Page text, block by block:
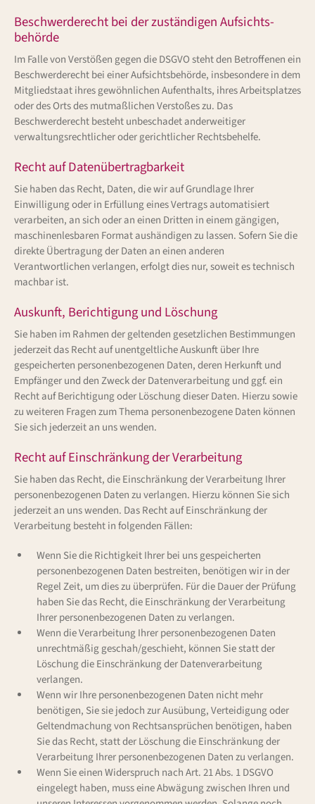
Beschwerde­recht bei der zuständigen Aufsichts­
behörde
Im Falle von Verstößen gegen die DSGVO steht den Betroffenen ein
Beschwerderecht bei einer Aufsichtsbehörde, insbesondere in dem
Mitgliedstaat ihres gewöhnlichen Aufenthalts, ihres Arbeitsplatzes
oder des Orts des mutmaßlichen Verstoßes zu. Das
Beschwerderecht besteht unbeschadet anderweitiger
verwaltungsrechtlicher oder gerichtlicher Rechtsbehelfe.
Recht auf Daten­übertrag­barkeit
Sie haben das Recht, Daten, die wir auf Grundlage Ihrer
Einwilligung oder in Erfüllung eines Vertrags automatisiert
verarbeiten, an sich oder an einen Dritten in einem gängigen,
maschinenlesbaren Format aushändigen zu lassen. Sofern Sie die
direkte Übertragung der Daten an einen anderen
Verantwortlichen verlangen, erfolgt dies nur, soweit es technisch
machbar ist.
Auskunft, Berichtigung und Löschung
Sie haben im Rahmen der geltenden gesetzlichen Bestimmungen
jederzeit das Recht auf unentgeltliche Auskunft über Ihre
gespeicherten personenbezogenen Daten, deren Herkunft und
Empfänger und den Zweck der Datenverarbeitung und ggf. ein
Recht auf Berichtigung oder Löschung dieser Daten. Hierzu sowie
zu weiteren Fragen zum Thema personenbezogene Daten können
Sie sich jederzeit an uns wenden.
Recht auf Einschränkung der Verarbeitung
Sie haben das Recht, die Einschränkung der Verarbeitung Ihrer
personenbezogenen Daten zu verlangen. Hierzu können Sie sich
jederzeit an uns wenden. Das Recht auf Einschränkung der
Verarbeitung besteht in folgenden Fällen:
Wenn Sie die Richtigkeit Ihrer bei uns gespeicherten
personenbezogenen Daten bestreiten, benötigen wir in der
Regel Zeit, um dies zu überprüfen. Für die Dauer der Prüfung
haben Sie das Recht, die Einschränkung der Verarbeitung
Ihrer personenbezogenen Daten zu verlangen.
Wenn die Verarbeitung Ihrer personenbezogenen Daten
unrechtmäßig geschah/geschieht, können Sie statt der
Löschung die Einschränkung der Datenverarbeitung
verlangen.
Wenn wir Ihre personenbezogenen Daten nicht mehr
benötigen, Sie sie jedoch zur Ausübung, Verteidigung oder
Geltendmachung von Rechtsansprüchen benötigen, haben
Sie das Recht, statt der Löschung die Einschränkung der
Verarbeitung Ihrer personenbezogenen Daten zu verlangen.
Wenn Sie einen Widerspruch nach Art. 21 Abs. 1 DSGVO
eingelegt haben, muss eine Abwägung zwischen Ihren und